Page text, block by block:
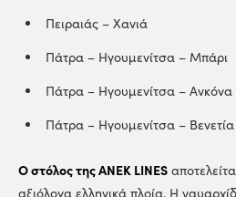
Πειραιάς – Χανιά
Πάτρα – Ηγουμενίτσα – Μπάρι
Πάτρα – Ηγουμενίτσα – Ανκόνα
Πάτρα – Ηγουμενίτσα – Βενετία
Ο στόλος της ANEK LINES
αξιόλογα ελληνικά πλοία. Η